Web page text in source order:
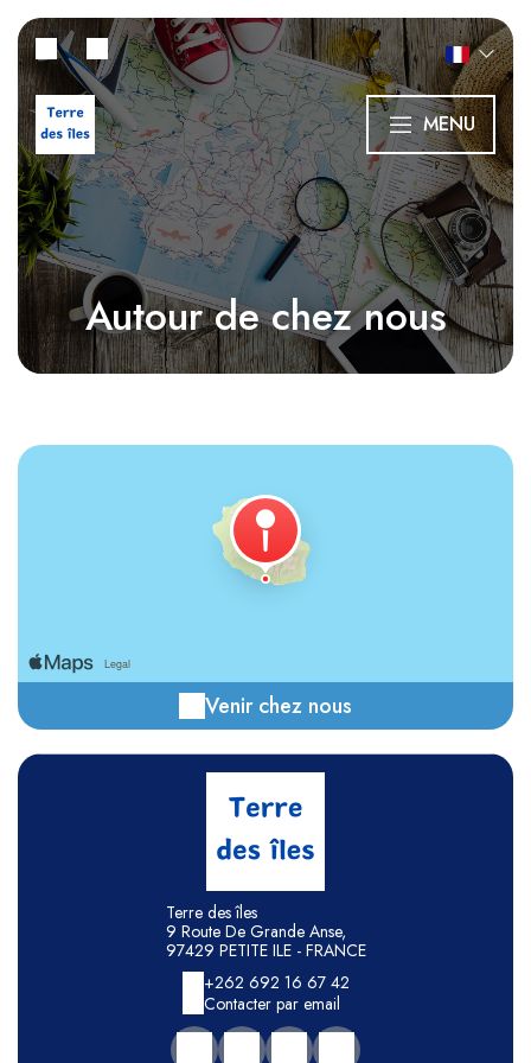
MENU
Autour de chez nous
Venir chez nous
Terre des îles
9 Route De Grande Anse,
97429 PETITE ILE - FRANCE
+262 692 16 67 42
Contacter par email